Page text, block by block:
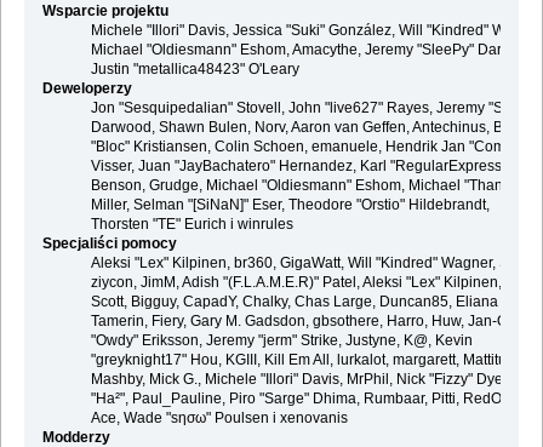
Wsparcie projektu
Michele "Illori" Davis, Jessica "Suki" González, Will "Kindred"
Michael "Oldiesmann" Eshom, Amacythe, Jeremy "SleePy" Darwood
Justin "metallica48423" O'Leary
Deweloperzy
Jon "Sesquipedalian" Stovell, John "live627" Rayes, Jeremy
Darwood, Shawn Bulen, Norv, Aaron van Geffen, Antechinus, Bjoern
"Bloc" Kristiansen, Colin Schoen, emanuele, Hendrik Jan "Compuart"
Visser, Juan "JayBachatero" Hernandez, Karl "RegularExpression"
Benson, Grudge, Michael "Oldiesmann" Eshom, Michael "Thantos"
Miller, Selman "[SiNaN]" Eser, Theodore "Orstio" Hildebrandt,
Thorsten "TE" Eurich i winrules
Specjaliści pomocy
Aleksi "Lex" Kilpinen, br360, GigaWatt, Will "Kindred" Wagner, Steve,
ziycon, JimM, Adish "(F.L.A.M.E.R)" Patel, Aleksi "Lex" Kilpinen, Ben
Scott, Bigguy, CapadY, Chalky, Chas Large, Duncan85, Eliana
Tamerin, Fiery, Gary M. Gadsdon, gbsothere, Harro, Huw, Jan-Olof
"Owdy" Eriksson, Jeremy "jerm" Strike, Justyne, K@, Kevin
"greyknight17" Hou, KGIII, Kill Em All, lurkalot, margarett, Mattitude,
Mashby, Mick G., Michele "Illori" Davis, MrPhil, Nick "Fizzy" Dyer, Nick
"Ha²", Paul_Pauline, Piro "Sarge" Dhima, Rumbaar, Pitti, RedOne, S-
Ace, Wade "sησω" Poulsen i xenovanis
Modderzy